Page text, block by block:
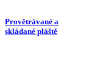
Provětrávané a
skládané pláště